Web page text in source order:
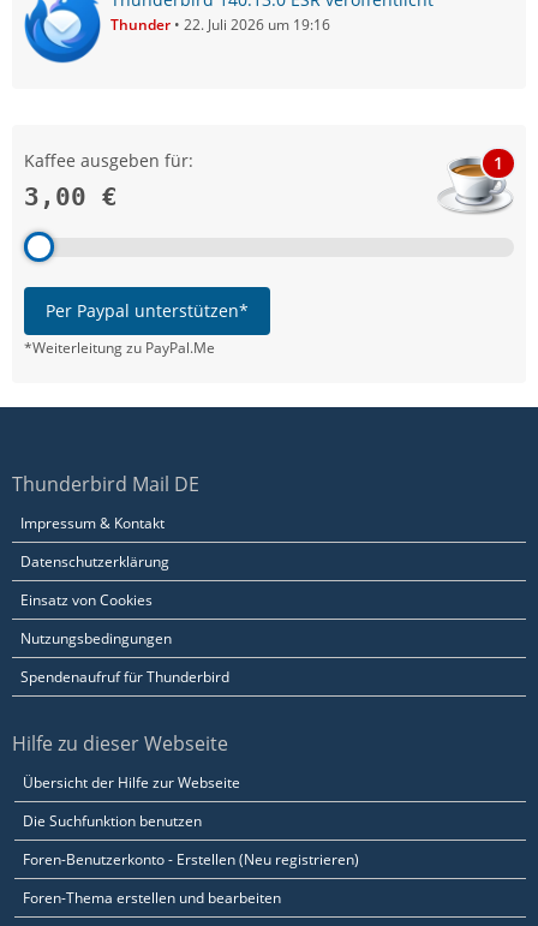
Thunder 22. Juli 2026 um 19:16
Kaffee ausgeben für:
3,00 €
1
Per Paypal unterstützen*
*Weiterleitung zu PayPal.Me
Thunderbird Mail DE
Impressum & Kontakt
Datenschutzerklärung
Einsatz von Cookies
Nutzungsbedingungen
Spendenaufruf für Thunderbird
Hilfe zu dieser Webseite
Übersicht der Hilfe zur Webseite
Die Suchfunktion benutzen
Foren-Benutzerkonto - Erstellen (Neu registrieren)
Foren-Thema erstellen und bearbeiten